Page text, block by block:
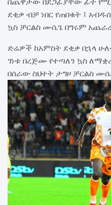
ደቂቃ ብቻ ነበር የጠበቁት ፤
ኳስ ቻርልስ ሙሴጌ በግሩም
ድሬዎች ከአምስት ደቂቃ በኋላ
ገነቱ በረጅሙ የተጣለን ኳስ
በሰራው ስህተት ታግዞ ቻርልስ